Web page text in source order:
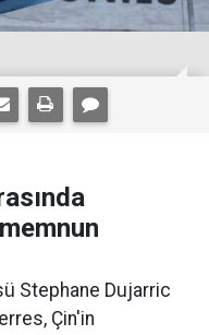
Stephane Dujarric
Çin'in